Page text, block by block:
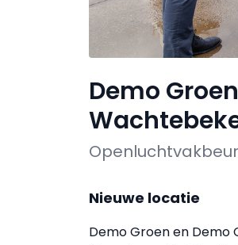
Demo
Nieuwe locatie
Demo Groen en Demo